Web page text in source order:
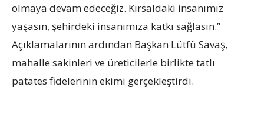
olmaya devam edeceğiz. Kırsaldaki insanımız
yaşasın, şehirdeki insanımıza katkı sağlasın.”
Açıklamalarının ardından Başkan Lütfü Savaş,
mahalle sakinleri ve üreticilerle birlikte tatlı
patates fidelerinin ekimi gerçekleştirdi.